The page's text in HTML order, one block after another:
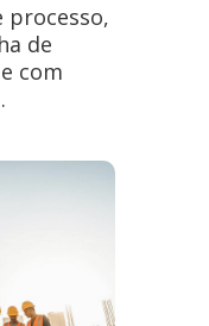
processo,
de
com